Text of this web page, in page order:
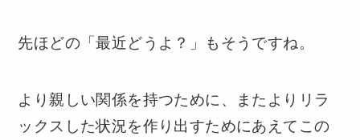
先ほどの「最近どうよ？」もそうですね。
より親しい関係を持つために、またよりリラ
ックスした状況を作り出すためにあえてこの